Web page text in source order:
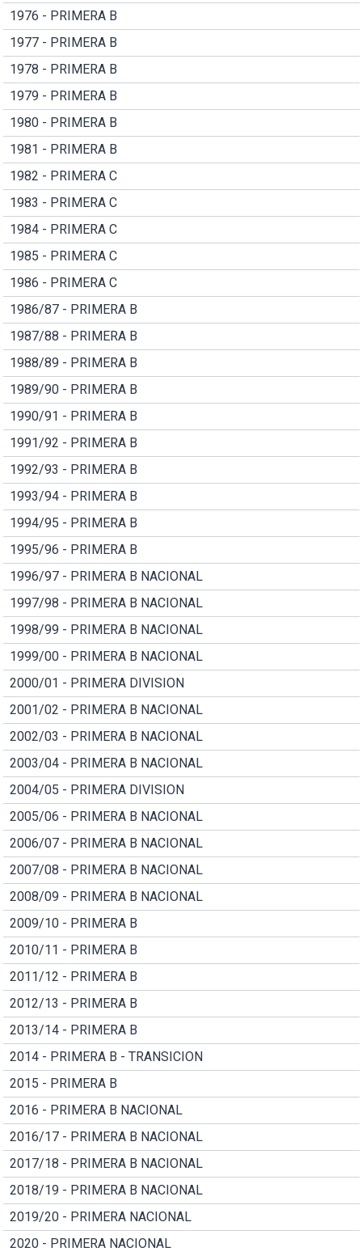
1976 - PRIMERA B
1977 - PRIMERA B
1978 - PRIMERA B
1979 - PRIMERA B
1980 - PRIMERA B
1981 - PRIMERA B
1982 - PRIMERA C
1983 - PRIMERA C
1984 - PRIMERA C
1985 - PRIMERA C
1986 - PRIMERA C
1986/87 - PRIMERA B
1987/88 - PRIMERA B
1988/89 - PRIMERA B
1989/90 - PRIMERA B
1990/91 - PRIMERA B
1991/92 - PRIMERA B
1992/93 - PRIMERA B
1993/94 - PRIMERA B
1994/95 - PRIMERA B
1995/96 - PRIMERA B
1996/97 - PRIMERA B NACIONAL
1997/98 - PRIMERA B NACIONAL
1998/99 - PRIMERA B NACIONAL
1999/00 - PRIMERA B NACIONAL
2000/01 - PRIMERA DIVISION
2001/02 - PRIMERA B NACIONAL
2002/03 - PRIMERA B NACIONAL
2003/04 - PRIMERA B NACIONAL
2004/05 - PRIMERA DIVISION
2005/06 - PRIMERA B NACIONAL
2006/07 - PRIMERA B NACIONAL
2007/08 - PRIMERA B NACIONAL
2008/09 - PRIMERA B NACIONAL
2009/10 - PRIMERA B
2010/11 - PRIMERA B
2011/12 - PRIMERA B
2012/13 - PRIMERA B
2013/14 - PRIMERA B
2014 - PRIMERA B - TRANSICION
2015 - PRIMERA B
2016 - PRIMERA B NACIONAL
2016/17 - PRIMERA B NACIONAL
2017/18 - PRIMERA B NACIONAL
2018/19 - PRIMERA B NACIONAL
2019/20 - PRIMERA NACIONAL
2020 - PRIMERA NACIONAL